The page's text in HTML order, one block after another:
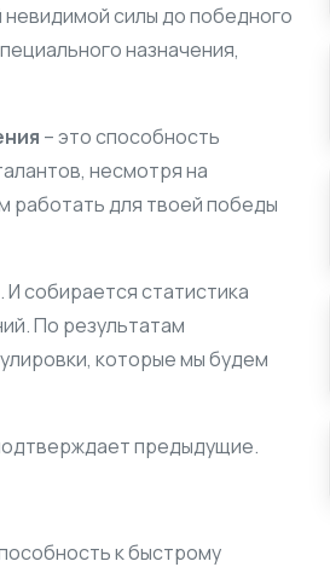
силы до победного
назначения,
– это способность
несмотря на
работать для твоей победы
собирается статистика
По результатам
которые мы будем
предыдущие.
к быстрому